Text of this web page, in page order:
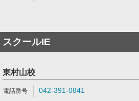
スクールIE
東村山校
042-391-0841